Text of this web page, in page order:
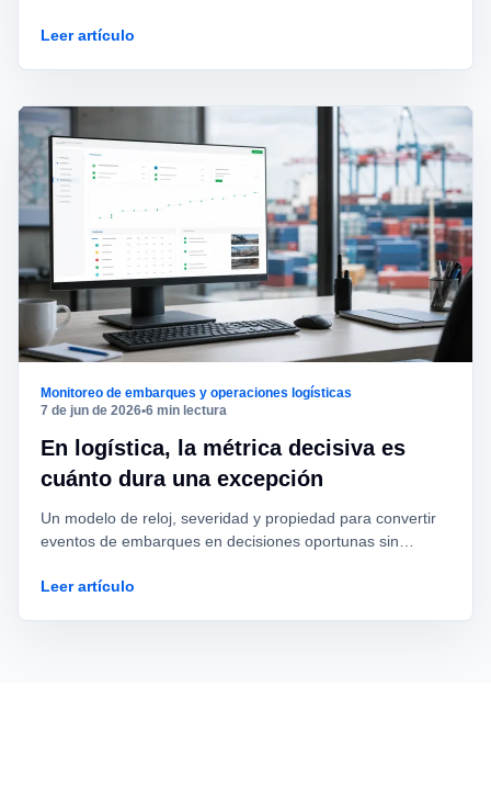
Leer artículo
Monitoreo de embarques y operaciones logísticas
7 de jun de 2026•6 min lectura
En logística, la métrica decisiva es
cuánto dura una excepción
Un modelo de reloj, severidad y propiedad para convertir
eventos de embarques en decisiones oportunas sin
Leer artículo